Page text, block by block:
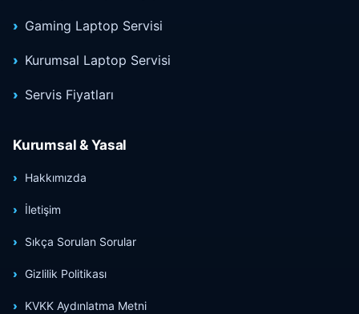
Gaming Laptop Servisi
Kurumsal Laptop Servisi
Servis Fiyatları
Kurumsal & Yasal
Hakkımızda
İletişim
Sıkça Sorulan Sorular
Gizlilik Politikası
KVKK Aydınlatma Metni